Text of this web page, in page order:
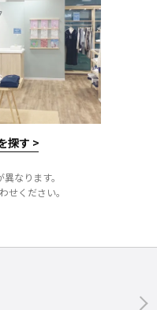
探す >
なります。
せください。